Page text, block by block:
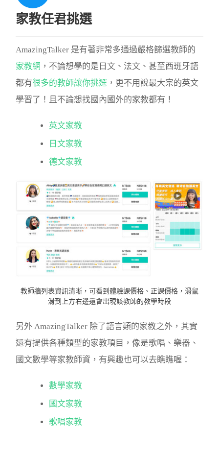
家教任君挑選
AmazingTalker 是有著非常多通過嚴格篩選教師的
家教網 ，不論想學的是日文、法文、甚至西班牙語
都有很多的教師讓你挑選 ，更不用說最大宗的英文
學習了！且不論想找國內國外的家教都有！
英文家教
日文家教
德文家教
教師牆列表資訊清晰，可看到體驗課價格、正課價格，滑鼠
滑到上方右邊還會出現該教師的教學時段
另外 AmazingTalker 除了語言類的家教之外，其實
還有提供各種類型的家教項目，像是歌唱、樂器、
國文數學等家教師資，有興趣也可以去瞧瞧喔：
數學家教
國文家教
歌唱家教